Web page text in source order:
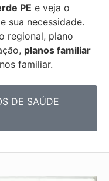
PE e veja o
sua necessidade.
regional, plano
planos familiar
familiar.
DE SAÚDE